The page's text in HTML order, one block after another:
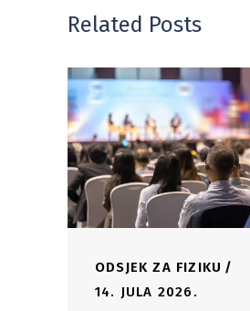
Related Posts
ODSJEK ZA FIZIKU
14. JULA 2026.